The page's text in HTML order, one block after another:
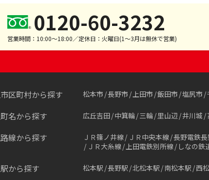
0120-60-3232
営業時間：10:00～18:00／定休日：火曜日(1～3月は無休で営業)
市区町村から探す 松本市 長野市 上田市 飯田市 塩尻市
町名から探す 広丘吉田 中箕輪 三輪 里山辺 井川城
路線から探す ＪＲ篠ノ井線 ＪＲ中央本線 長野電鉄
ＪＲ大糸線 上田電鉄別所線 しなの鉄
駅から探す 松本駅 長野駅 北松本駅 南松本駅 西